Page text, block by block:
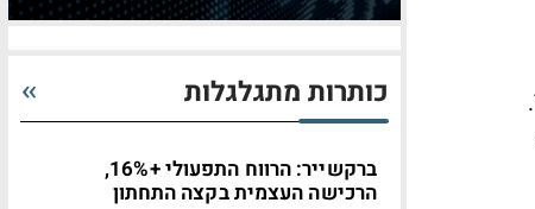
חברת נובל אנרג'י הודיעה הלילה באופן רשמי כי מאגר הגז "תנין" מכיל על פי ההערכה המיטבית 1.2 TCF.
כותרות מתגלגלות
ברקשייר: הרווח התפעולי +16%,
הרכישה העצמית בקצה התחתון